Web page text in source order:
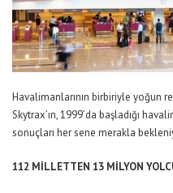
Havalimanlarının birbiriyle yoğun
Skytrax’ın, 1999’da başladığı
sonuçları her sene merakla
112 MİLLETTEN 13 MİLYON